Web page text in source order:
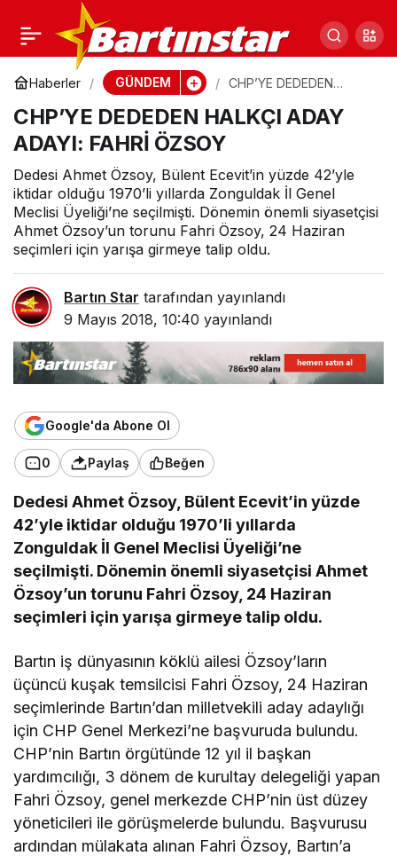
Haberler GÜNDEM
CHP’YE DEDEDEN
FAHRİ ÖZSOY
CHP’YE DEDEDEN HALKÇI ADAY
ADAYI: FAHRİ ÖZSOY
Dedesi Ahmet Özsoy, Bülent Ecevit’in yüzde 42’yle
iktidar olduğu 1970’li yıllarda Zonguldak İl Genel
Meclisi Üyeliği’ne seçilmişti. Dönemin önemli siyasetçisi
Ahmet Özsoy’un torunu Fahri Özsoy, 24 Haziran
seçimleri için yarışa girmeye talip oldu.
Bartın Star tarafından yayınlandı
9 Mayıs 2018, 10:40 yayınlandı
Google'da Abone Ol
0 Paylaş Beğen
Dedesi Ahmet Özsoy, Bülent Ecevit’in yüzde
42’yle iktidar olduğu 1970’li yıllarda
Zonguldak İl Genel Meclisi Üyeliği’ne
seçilmişti. Dönemin önemli siyasetçisi Ahmet
Özsoy’un torunu Fahri Özsoy, 24 Haziran
seçimleri için yarışa girmeye talip oldu.
Bartın iş dünyasının köklü ailesi Özsoy’ların
üçüncü kuşak temsilcisi Fahri Özsoy, 24 Haziran
seçimlerinde Bartın’dan milletvekili aday adaylığı
için CHP Genel Merkezi’ne başvuruda bulundu.
CHP’nin Bartın örgütünde 12 yıl il başkan
yardımcılığı, 3 dönem de kurultay delegeliği yapan
Fahri Özsoy, genel merkezde CHP’nin üst düzey
yöneticileri ile görüşmelerde bulundu. Başvurusu
ardından mülakata alınan Fahri Özsoy, Bartın’a
MHP TAM TAKIM
SAHAYA İNDİ
0 Paylaş